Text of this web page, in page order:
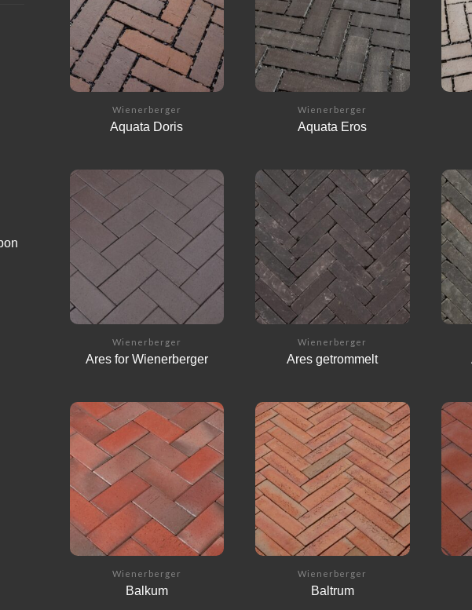
Wienerberger
Aquata Doris
Wienerberger
Aquata Eros
Wienerberger
Ares for Wienerberger
Wienerberger
Ares getrommelt
Wienerberger
Balkum
Wienerberger
Baltrum